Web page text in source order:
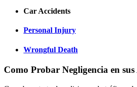
Car Accidents
Personal Injury
Wrongful Death
Como Probar Negligencia en